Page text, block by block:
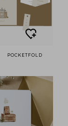
POCKETFOLD